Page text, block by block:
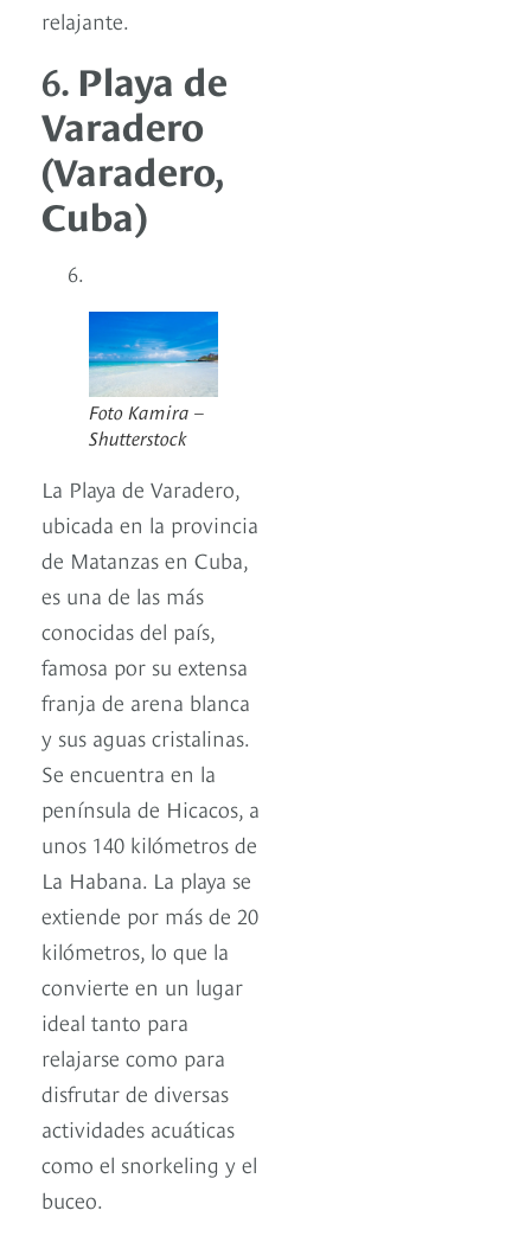
relajante.
6. Playa de
Varadero
(Varadero,
Cuba)
Foto Kamira –
Shutterstock
La Playa de Varadero,
ubicada en la provincia
de Matanzas en Cuba,
es una de las más
conocidas del país,
famosa por su extensa
franja de arena blanca
y sus aguas cristalinas.
Se encuentra en la
península de Hicacos, a
unos 140 kilómetros de
La Habana. La playa se
extiende por más de 20
kilómetros, lo que la
convierte en un lugar
ideal tanto para
relajarse como para
disfrutar de diversas
actividades acuáticas
como el snorkeling y el
buceo.